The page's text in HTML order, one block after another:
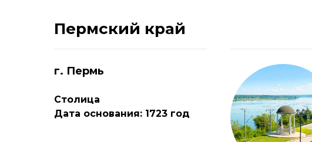
Пермский край
г. Пермь
Столица
Дата основания: 1723 год